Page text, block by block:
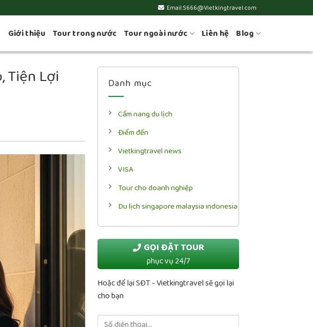
Email:S666@Vietkingtravel.com
Giới thiệu Tour trong nước Tour ngoài nước Liên hệ Blog
Tiện Lợi
Danh mục
Cẩm nang du lịch
Điểm đến
Vietkingtravel news
VISA
Tour cho doanh nghiệp
Du lịch singapore malaysia indonesia
GỌI ĐẶT TOUR
phục vụ 24/7
Hoặc để lại SĐT - Vietkingtravel sẽ gọi lại
cho bạn